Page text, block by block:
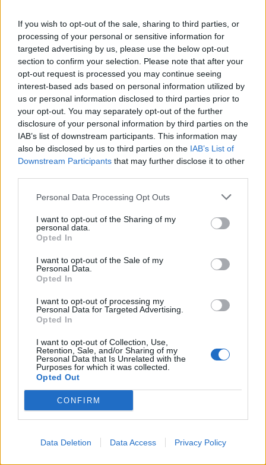
If you wish to opt-out of the sale, sharing to third parties, or
processing of your personal or sensitive information for
targeted advertising by us, please use the below opt-out
section to confirm your selection. Please note that after your
opt-out request is processed you may continue seeing
interest-based ads based on personal information utilized by
us or personal information disclosed to third parties prior to
your opt-out. You may separately opt-out of the further
disclosure of your personal information by third parties on the
IAB’s list of downstream participants. This information may
also be disclosed by us to third parties on the IAB’s List of
Downstream Participants that may further disclose it to other
Personal Data Processing Opt Outs
I want to opt-out of the Sharing of my
personal data.
Opted In
I want to opt-out of the Sale of my
Personal Data.
Opted In
I want to opt-out of processing my
Personal Data for Targeted Advertising.
Opted In
I want to opt-out of Collection, Use,
Retention, Sale, and/or Sharing of my
Personal Data that Is Unrelated with the
Purposes for which it was collected.
Opted Out
CONFIRM
Data Deletion Data Access Privacy Policy
Cheers! Louis Roederer feiert 250 Jahre
FACES X-Mas: Geschenke für Gourmets und GeniesserInnen
EAT & DRINK
The Hype: Food Trends des Monats
EAT & DRINK